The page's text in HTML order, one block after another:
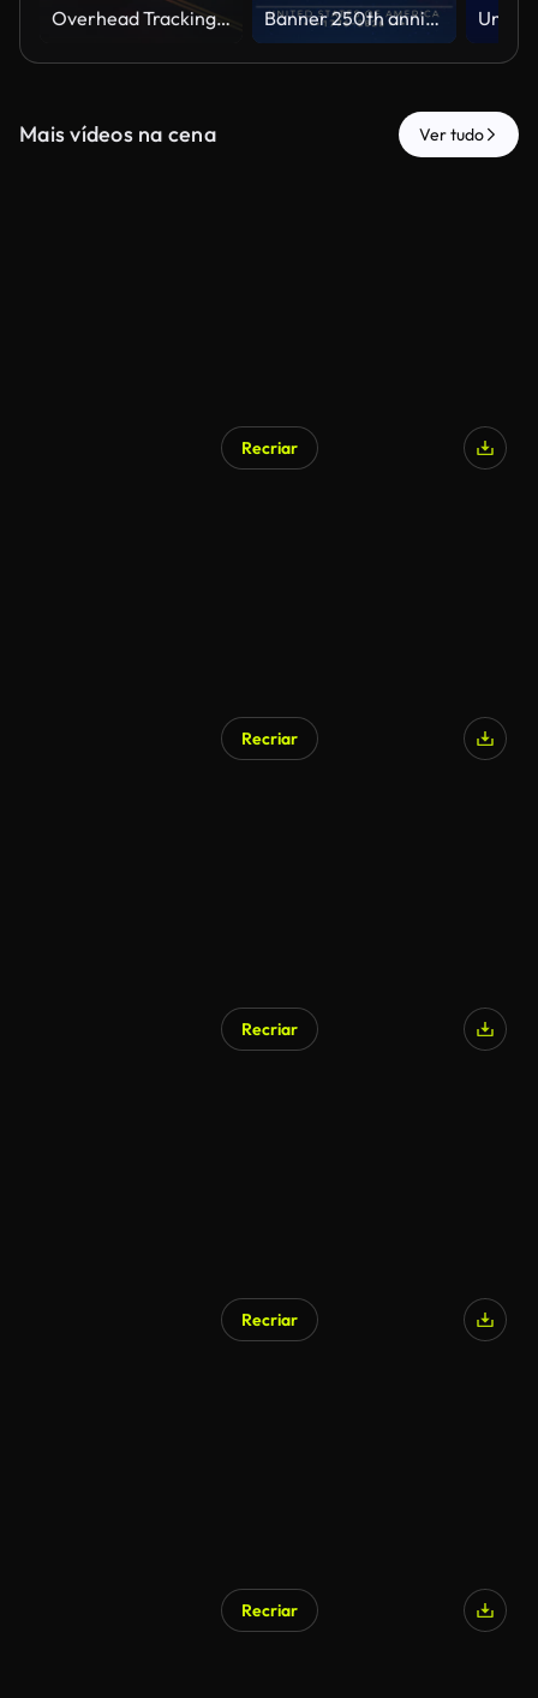
Overhead Tracking Drone Shot of a Police Car Driving on a City Street with Lights On at Night Banner 250th anniversary of the USA. 250 years of independence. 4th of july 2026 usa independence day, video greeting card. US flag fireworks on blue sky background. Fourth of july. 4k seamless loop
Mais vídeos na cena Ver tudo
Recriar
Recriar
Recriar
Recriar
Recriar